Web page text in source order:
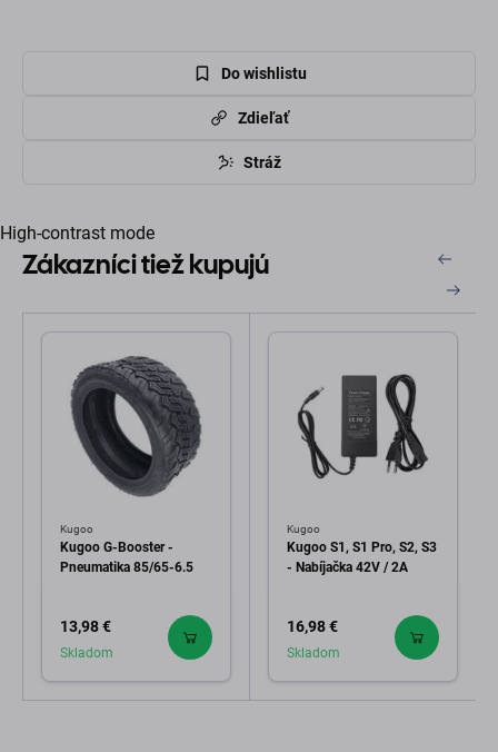
Do wishlistu
Zdieľať
Stráž
High-contrast mode
Zákazníci tiež kupujú
Kugoo
Kugoo G-Booster -
Pneumatika 85/65-6.5
13,98 €
Skladom
Kugoo
Kugoo S1, S1 Pro, S2, S3
- Nabíjačka 42V / 2A
16,98 €
Skladom